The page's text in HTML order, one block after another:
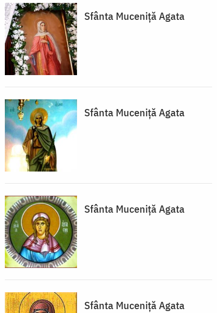
Sfânta Muceniță Agata
Sfânta Muceniță Agata
Sfânta Muceniță Agata
Sfânta Muceniță Agata